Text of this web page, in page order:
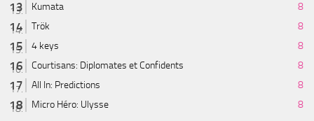
Kumata
8
Trök
8
4 keys
8
Courtisans: Diplomates et Confidents
8
All In: Predictions
8
Micro Héro: Ulysse
8